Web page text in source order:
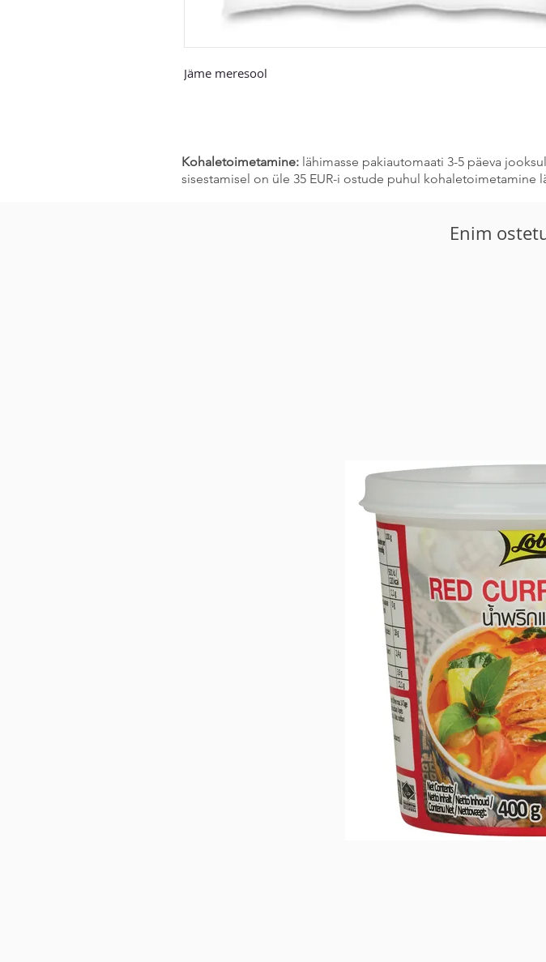
Jäme meresool
Kohaletoimetamine: lähimasse pakiautomaati 3-5 päeva
sisestamisel on üle 35 EUR-i ostude puhul kohaletoimetamine
Enim